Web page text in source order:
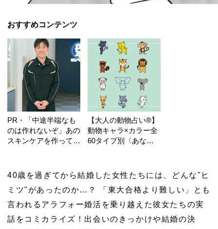
おすすめコンテンツ
PR・「中途半端なも
のは作れないぞ」あの
スキンケアを作ってい
【大人の動物占い®】
動物キャラ×カラー全
60タイプ別〈あなた
40歳を過ぎてから結婚した女性たちには、どんな"ヒ
ミツ"があったのか…？ 「東大合格より難しい」とも
言われるアラフォー婚活を乗り越えた彼女たちの実
話をコミカライズ！出会いのきっかけや結婚の決